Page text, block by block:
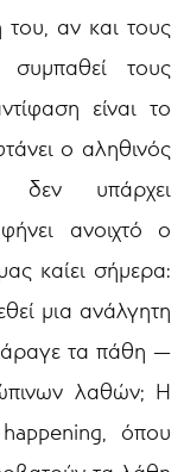
αν και τους
τους
είναι το
ο αληθινός
δεν υπάρχει
ανοιχτό ο
καίει σήμερα:
μια ανάλγητη
άραγε τα πάθη —
λαθών; Η
όπου